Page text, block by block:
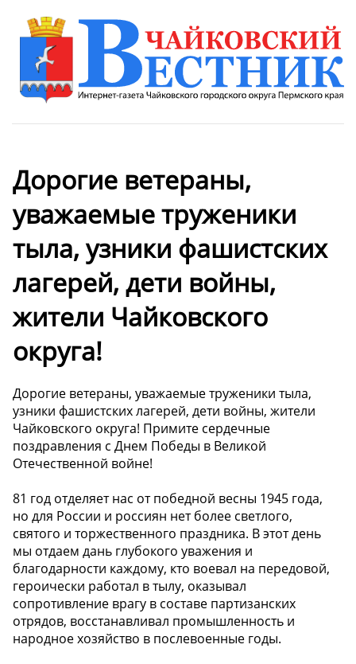
Дорогие ветераны,
уважаемые труженики
тыла, узники фашистских
лагерей, дети войны,
жители Чайковского
округа!
Дорогие ветераны, уважаемые труженики тыла,
узники фашистских лагерей, дети войны, жители
Чайковского округа! Примите сердечные
поздравления с Днем Победы в Великой
Отечественной войне!
81 год отделяет нас от победной весны 1945 года,
но для России и россиян нет более светлого,
святого и торжественного праздника. В этот день
мы отдаем дань глубокого уважения и
благодарности каждому, кто воевал на передовой,
героически работал в тылу, оказывал
сопротивление врагу в составе партизанских
отрядов, восстанавливал промышленность и
народное хозяйство в послевоенные годы.